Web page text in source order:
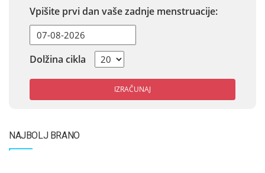
Vpišite prvi dan vaše zadnje menstruacije:
Dolžina cikla
IZRAČUNAJ
NAJBOLJ BRANO